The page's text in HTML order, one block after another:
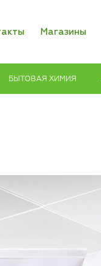
Магазины
БЫТОВАЯ ХИМИЯ